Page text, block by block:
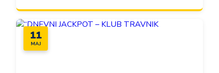
11
MAJ